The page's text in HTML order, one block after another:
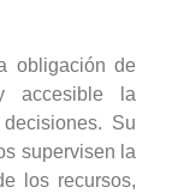
obligación de
accesible la
Su
supervisen la
los recursos,